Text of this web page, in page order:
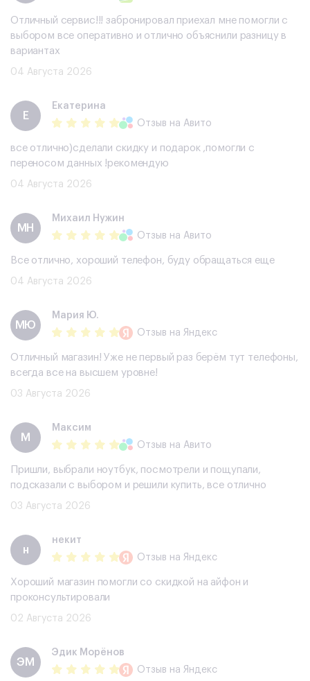
Отличный сервис!!! забронировал приехал мне помогли с
выбором все оперативно и отлично объяснили разницу в
вариантах
04 Августа 2026
Е
Екатерина
Отзыв на Авито
все отлично)сделали скидку и подарок ,помогли с
переносом данных !рекомендую
04 Августа 2026
МН
Михаил Нужин
Отзыв на Авито
Все отлично, хороший телефон, буду обращаться еще
04 Августа 2026
МЮ
Мария Ю.
Отзыв на Яндекс
Отличный магазин! Уже не первый раз берём тут телефоны,
всегда все на высшем уровне!
03 Августа 2026
М
Максим
Отзыв на Авито
Пришли, выбрали ноутбук, посмотрели и пощупали,
подсказали с выбором и решили купить, все отлично
03 Августа 2026
н
некит
Отзыв на Яндекс
Хороший магазин помогли со скидкой на айфон и
проконсультировали
02 Августа 2026
ЭМ
Эдик Морёнов
Отзыв на Яндекс